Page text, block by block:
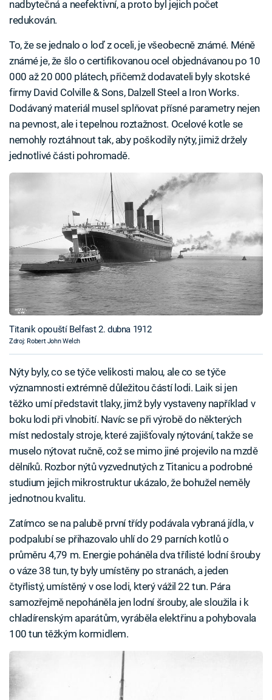
nadbytečná a neefektivní, a proto byl jejich počet
redukován.
To, že se jednalo o loď z oceli, je všeobecně známé. Méně
známé je, že šlo o certifikovanou ocel objednávanou po 10
000 až 20 000 plátech, přičemž dodavateli byly skotské
firmy David Colville & Sons, Dalzell Steel a Iron Works.
Dodávaný materiál musel splňovat přísné parametry nejen
na pevnost, ale i tepelnou roztažnost. Ocelové kotle se
nemohly roztáhnout tak, aby poškodily nýty, jimiž držely
jednotlivé části pohromadě.
Titanik opouští Belfast 2. dubna 1912
Zdroj: Robert John Welch
Nýty byly, co se týče velikosti malou, ale co se týče
významnosti extrémně důležitou částí lodi. Laik si jen
těžko umí představit tlaky, jimž byly vystaveny například v
boku lodi při vlnobití. Navíc se při výrobě do některých
míst nedostaly stroje, které zajišťovaly nýtování, takže se
muselo nýtovat ručně, což se mimo jiné projevilo na mzdě
dělníků. Rozbor nýtů vyzvednutých z Titanicu a podrobné
studium jejich mikrostruktur ukázalo, že bohužel neměly
jednotnou kvalitu.
Zatímco se na palubě první třídy podávala vybraná jídla, v
podpalubí se přihazovalo uhlí do 29 parních kotlů o
průměru 4,79 m. Energie poháněla dva třílisté lodní šrouby
o váze 38 tun, ty byly umístěny po stranách, a jeden
čtyřlistý, umístěný v ose lodi, který vážil 22 tun. Pára
samozřejmě nepoháněla jen lodní šrouby, ale sloužila i k
chladírenským aparátům, vyráběla elektřinu a pohybovala
100 tun těžkým kormidlem.